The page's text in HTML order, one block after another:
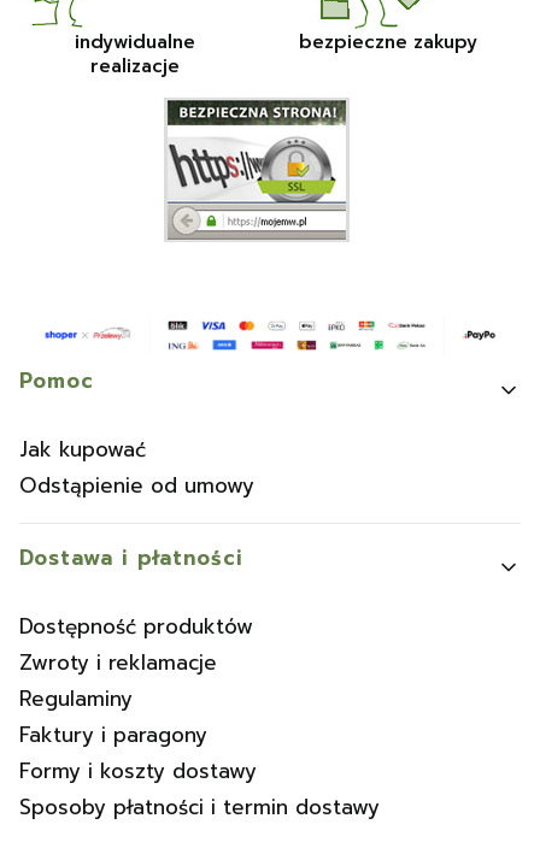
indywidualne
realizacje
bezpieczne zakupy
Linki w stopce
Pomoc
Jak kupować
Odstąpienie od umowy
Dostawa i płatności
Dostępność produktów
Zwroty i reklamacje
Regulaminy
Faktury i paragony
Formy i koszty dostawy
Sposoby płatności i termin dostawy